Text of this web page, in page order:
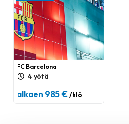
FC Barcelona
4 yötä
alkaen 985 €/hlö